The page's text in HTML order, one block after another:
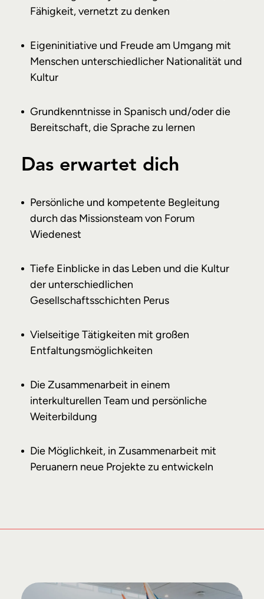
Fähigkeit, vernetzt zu denken
Eigeninitiative und Freude am Umgang mit
Menschen unterschiedlicher Nationalität und
Kultur
Grundkenntnisse in Spanisch und/oder die
Bereitschaft, die Sprache zu lernen
Das erwartet dich
Persönliche und kompetente Begleitung
durch das Missionsteam von Forum
Wiedenest
Tiefe Einblicke in das Leben und die Kultur
der unterschiedlichen
Gesellschaftsschichten Perus
Vielseitige Tätigkeiten mit großen
Entfaltungsmöglichkeiten
Die Zusammenarbeit in einem
interkulturellen Team und persönliche
Weiterbildung
Die Möglichkeit, in Zusammenarbeit mit
Peruanern neue Projekte zu entwickeln